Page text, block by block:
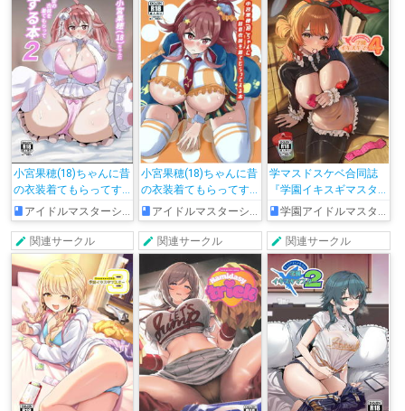
小宮果穂(18)ちゃんに昔
の衣装着てもらってす
る本2
アイドルマスターシャイニーカラーズ
小宮果穂(18)ちゃんに昔
の衣装着てもらってす
る本アイドルマスターシャイニーカラーズ
学マスドスケベ合同誌
『学園イキスギマスタ
ー4』
学園アイドルマスター
関連サークル 関連サークル 関連サークル